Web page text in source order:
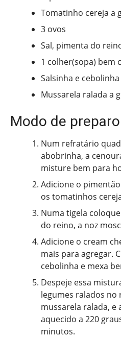
Tomatinho cereja a
3 ovos
Sal, pimenta do
1 colher(sopa) bem
Salsinha e
Mussarela ralada a
Modo de preparo
Num refratário
abobrinha, a
misture bem para
Adicione o
os tomatinhos
Numa tigela
do reino, a noz
Adicione o cream
mais para agregar.
cebolinha e mexa
Despeje essa
legumes ralados
mussarela ralada, e
aquecido a 220
minutos.